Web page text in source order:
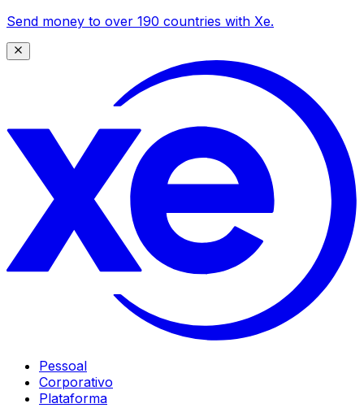
Send money to over 190 countries with Xe.
Pessoal
Corporativo
Plataforma